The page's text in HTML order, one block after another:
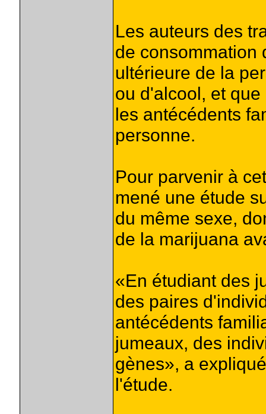
Les auteurs des
de consommation
ultérieure de la
ou d'alcool, et
les antécédents
personne.
Pour parvenir à
mené une étude
du même sexe,
de la marijuana
«En étudiant des
des paires
antécédents
jumeaux, des
gènes», a
l'étude.